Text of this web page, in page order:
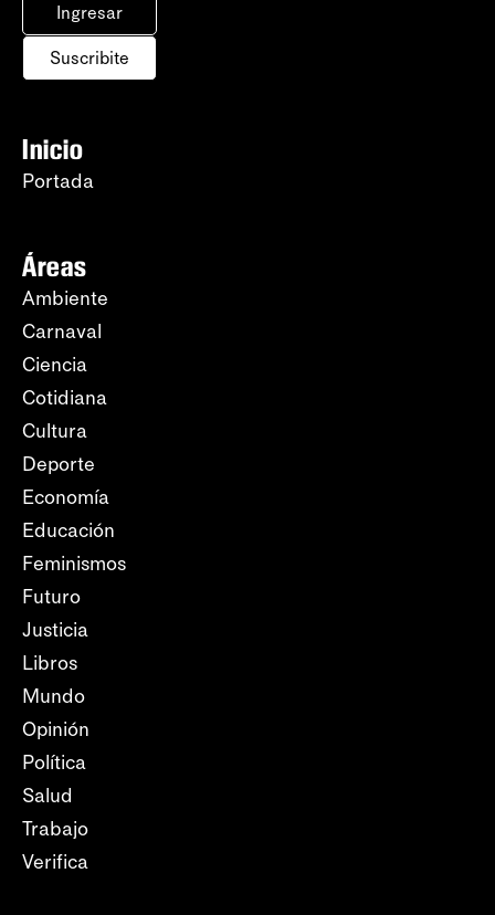
Ingresar
Suscribite
Inicio
Portada
Áreas
Ambiente
Carnaval
Ciencia
Cotidiana
Cultura
Deporte
Economía
Educación
Feminismos
Futuro
Justicia
Libros
Mundo
Opinión
Política
Salud
Trabajo
Verifica